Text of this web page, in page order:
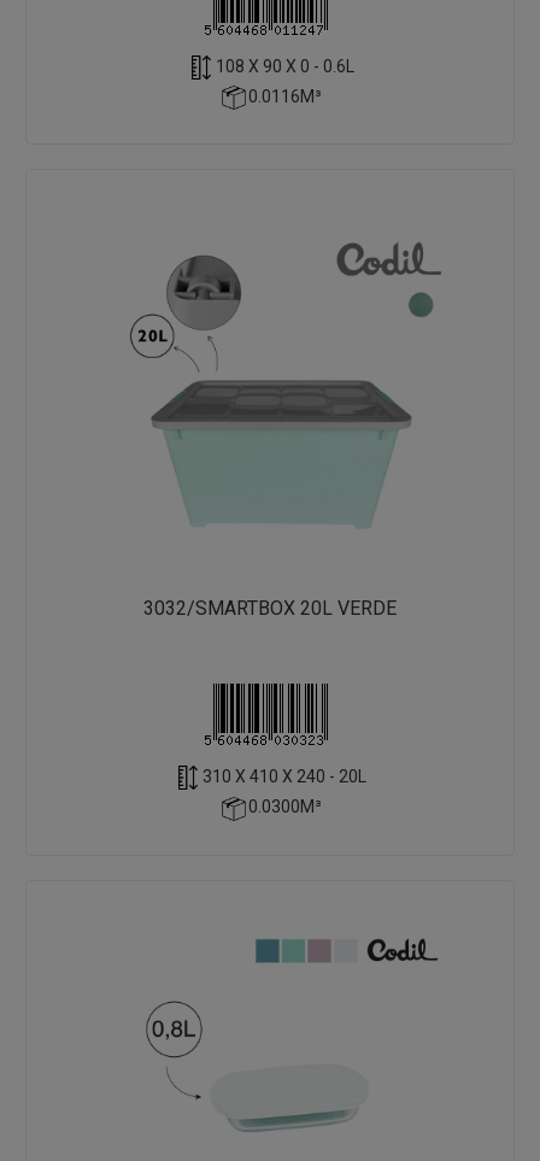
108 X 90 X 0 - 0.6L
0.0116M³
3032/SMARTBOX 20L VERDE
310 X 410 X 240 - 20L
0.0300M³